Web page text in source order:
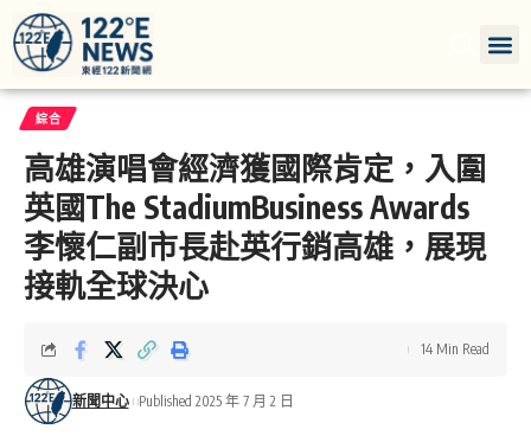
綜合
高雄演唱會經濟獲國際肯定，入圍
英國The StadiumBusiness Awards
李懷仁副市長赴英行銷高雄，展現
接軌全球決心
新聞中心 Published 2025 年 7 月 2 日
14 Min Read